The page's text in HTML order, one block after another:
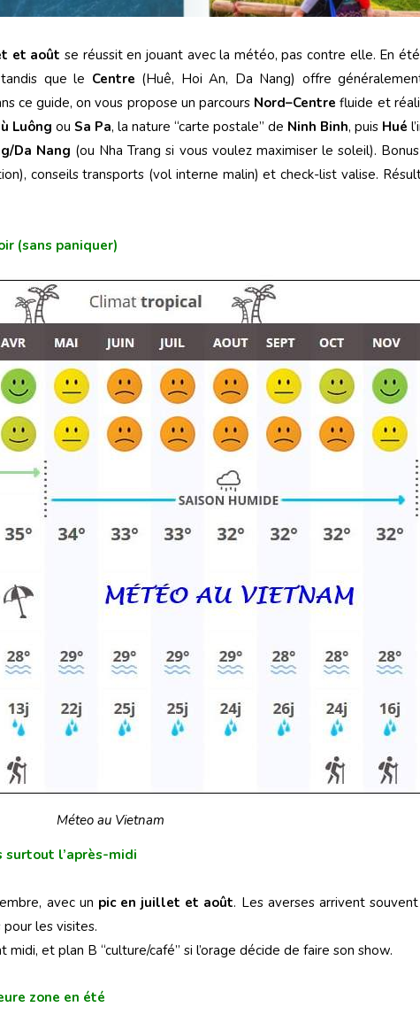
et août se réussit en jouant avec la météo, pas contre elle. En
que le Centre (Huê, Hoi An, Da Nang) offre
ce guide, on vous propose un parcours Nord–Centre fluide et
Luông ouSa Pa, la nature “carte postale” de Ninh Binh, puis Hué
Da Nang (ou Nha Trang si vous voulez maximiser le soleil).
conseils transports (vol interne malin) et check-list valise.
(sans paniquer)
Méteo au Vietnam
surtout l’après-midi
avec un pic en juillet et août. Les averses arrivent
les visites.
midi, et plan B “culture/café” si l’orage décide de faire son show.
zone en été